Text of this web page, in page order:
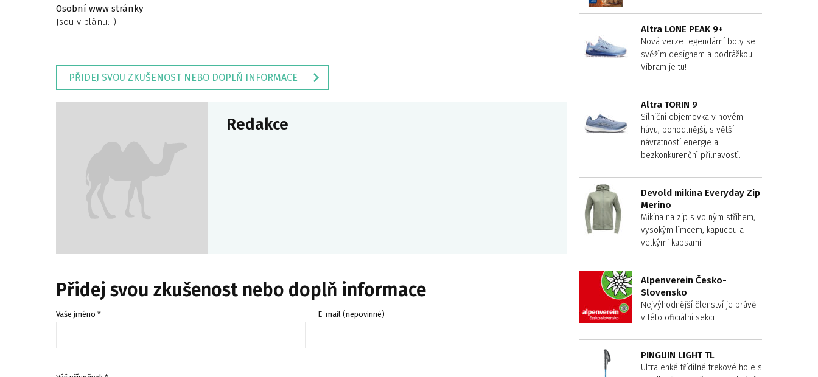
Osobní www stránky
Jsou v plánu:-)
PŘIDEJ SVOU ZKUŠENOST NEBO DOPLŇ INFORMACE
Redakce
Přidej svou zkušenost nebo doplň informace
Vaše jméno * E-mail (nepovinné)
Altra LONE PEAK 9+
Nová verze legendární boty se
svěžím designem a podrážkou
Vibram je tu!
Altra TORIN 9
Silniční objemovka v novém
hávu, pohodlnější, s větší
návratností energie a
bezkonkurenční přilnavostí.
Devold mikina Everyday Zip
Merino
Mikina na zip s volným střihem,
vysokým límcem, kapucou a
velkými kapsami.
Alpenverein Česko-
Slovensko
Nejvýhodnější členství je právě
v této oficiální sekci
PINGUIN LIGHT TL
Ultralehké třídílné trekové hole s